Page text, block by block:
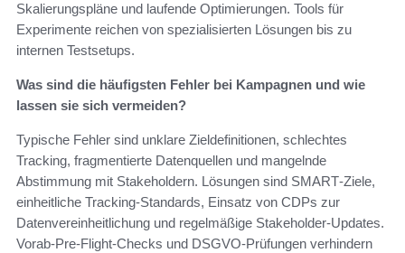
Skalierungspläne und laufende Optimierungen. Tools für
Experimente reichen von spezialisierten Lösungen bis zu
internen Testsetups.
Was sind die häufigsten Fehler bei Kampagnen und wie
lassen sie sich vermeiden?
Typische Fehler sind unklare Zieldefinitionen, schlechtes
Tracking, fragmentierte Datenquellen und mangelnde
Abstimmung mit Stakeholdern. Lösungen sind SMART‑Ziele,
einheitliche Tracking‑Standards, Einsatz von CDPs zur
Datenvereinheitlichung und regelmäßige Stakeholder‑Updates.
Vorab‑Pre‑Flight‑Checks und DSGVO‑Prüfungen verhindern